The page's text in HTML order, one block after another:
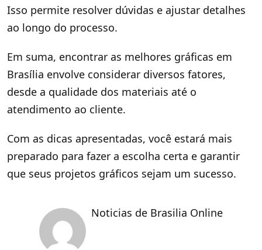
Isso permite resolver dúvidas e ajustar detalhes
ao longo do processo.
Em suma, encontrar as melhores gráficas em
Brasília envolve considerar diversos fatores,
desde a qualidade dos materiais até o
atendimento ao cliente.
Com as dicas apresentadas, você estará mais
preparado para fazer a escolha certa e garantir
que seus projetos gráficos sejam um sucesso.
Noticias de Brasilia Online